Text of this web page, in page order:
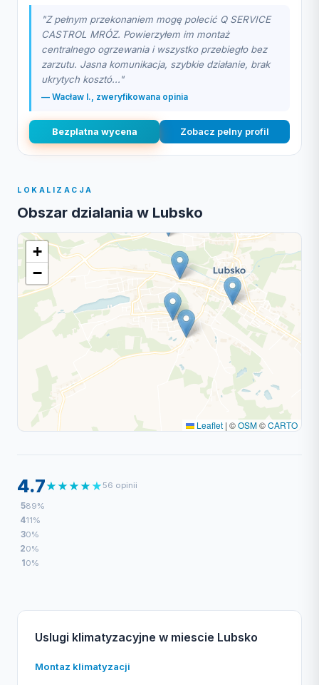
"Z pełnym przekonaniem mogę polecić Q SERVICE
CASTROL MRÓZ. Powierzyłem im montaż
centralnego ogrzewania i wszystko przebiegło bez
zarzutu. Jasna komunikacja, szybkie działanie, brak
ukrytych kosztó..."
— Wacław I., zweryfikowana opinia
Bezplatna wycena Zobacz pelny profil
LOKALIZACJA
Obszar dzialania w Lubsko
+
−
Leaflet | ©OSM©CARTO
4.7★★★★★56 opinii
589%
411%
30%
20%
10%
Uslugi klimatyzacyjne w miescie Lubsko
Montaz klimatyzacji